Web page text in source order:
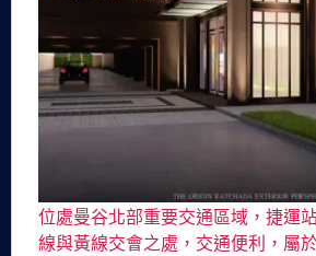
位處曼谷北部重要交通區域，捷運
線與黃線交會之處，交通便利，屬